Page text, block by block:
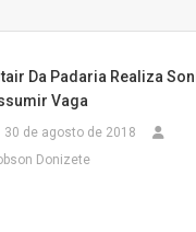
Da Padaria Realiza
Vaga
30 de agosto de 2018
Donizete